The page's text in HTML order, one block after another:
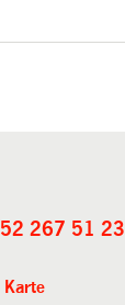
267 51 23
Karte